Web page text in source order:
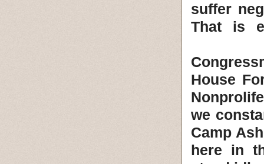
suffer
That is
House
we
Camp
here in